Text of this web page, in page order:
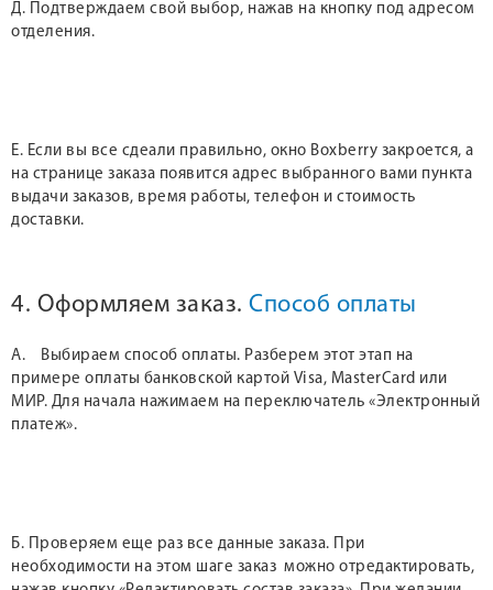
Д. Подтверждаем свой выбор, нажав на кнопку под адресом
отделения.
Е. Если вы все сдеали правильно, окно Boxberry закроется, а
на странице заказа появится адрес выбранного вами пункта
выдачи заказов, время работы, телефон и стоимость
доставки.
4. Оформляем заказ. Способ оплаты
А. Выбираем способ оплаты. Разберем этот этап на
примере оплаты банковской картой Visa, MasterCard или
МИР. Для начала нажимаем на переключатель «Электронный
платеж».
Б. Проверяем еще раз все данные заказа. При
необходимости на этом шаге заказ можно отредактировать,